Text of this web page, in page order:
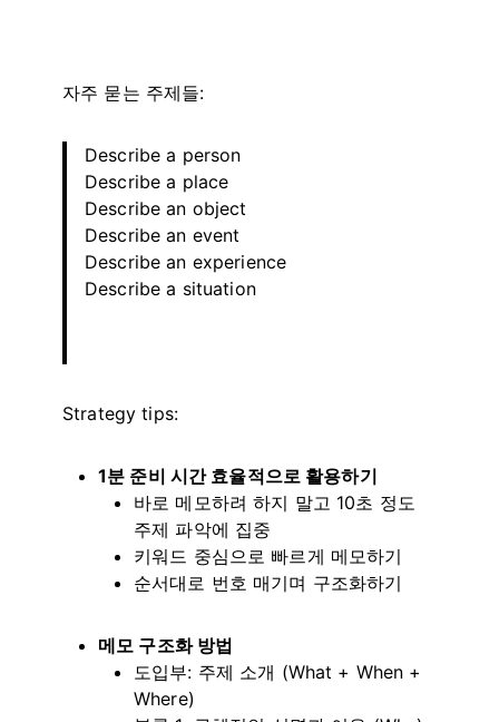
자주 묻는 주제들:
Describe a person
Describe a place
Describe an object
Describe an event
Describe an experience
Describe a situation
Strategy tips:
1분 준비 시간 효율적으로 활용하기
바로 메모하려 하지 말고 10초 정도
주제 파악에 집중
키워드 중심으로 빠르게 메모하기
순서대로 번호 매기며 구조화하기
메모 구조화 방법
도입부: 주제 소개 (What + When +
Where)